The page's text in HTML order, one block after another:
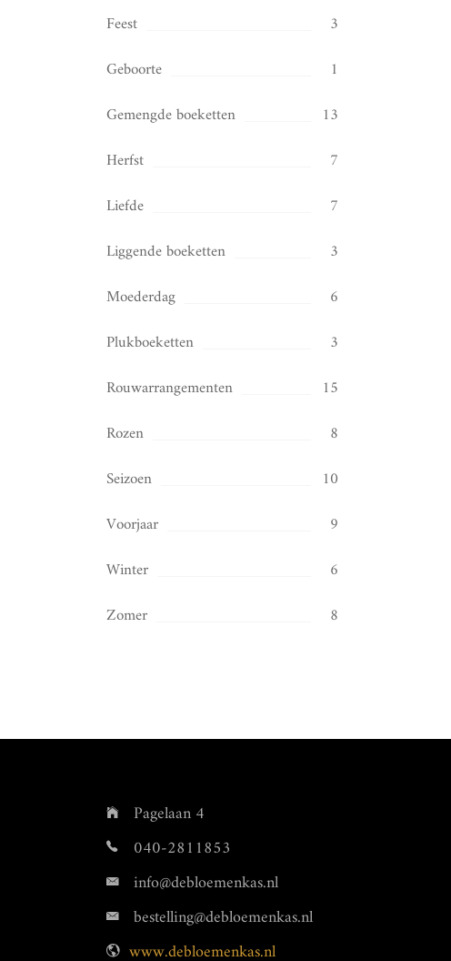
Feest
3
Geboorte
1
Gemengde boeketten
13
Herfst
7
Liefde
7
Liggende boeketten
3
Moederdag
6
Plukboeketten
3
Rouwarrangementen
15
Rozen
8
Seizoen
10
Voorjaar
9
Winter
6
Zomer
8
Pagelaan 4
040-2811853
info@debloemenkas.nl
bestelling@debloemenkas.nl
www.debloemenkas.nl